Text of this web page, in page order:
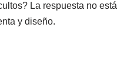
La respuesta no está
y diseño.